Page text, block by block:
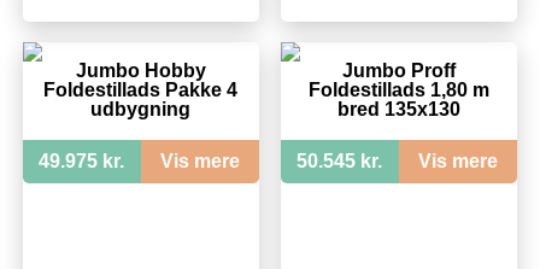
Jumbo Hobby
Foldestillads Pakke 4
udbygning
49.975 kr. Vis mere
Jumbo Proff
Foldestillads 1,80 m
bred 135x130
50.545 kr. Vis mere